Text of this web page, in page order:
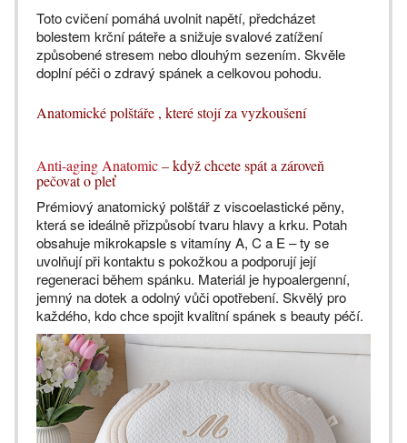
Toto cvičení pomáhá uvolnit napětí, předcházet
bolestem krční páteře a snižuje svalové zatížení
způsobené stresem nebo dlouhým sezením. Skvěle
doplní péči o zdravý spánek a celkovou pohodu.
Anatomické polštáře , které stojí za vyzkoušení
Anti-aging Anatomic– když chcete spát a zároveň
pečovat o pleť
Prémiový anatomický polštář z viscoelastické pěny,
která se ideálně přizpůsobí tvaru hlavy a krku. Potah
obsahuje mikrokapsle s vitamíny A, C a E – ty se
uvolňují při kontaktu s pokožkou a podporují její
regeneraci během spánku. Materiál je hypoalergenní,
jemný na dotek a odolný vůči opotřebení. Skvělý pro
každého, kdo chce spojit kvalitní spánek s beauty péčí.